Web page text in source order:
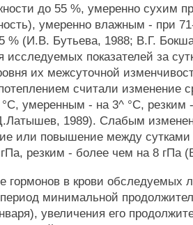
до 55 %, умеренно сухим
умеренно влажным - при
(И.В. Бутьева, 1988; В.Г.
исследуемых показателей за
их межсуточной
считали изменение
умеренным - на 3^ °С, резким
1989). Слабым
или повышение между сутками
резким - более чем на 8 гПа
гормонов в крови обследуемых
минимальной
увеличения его